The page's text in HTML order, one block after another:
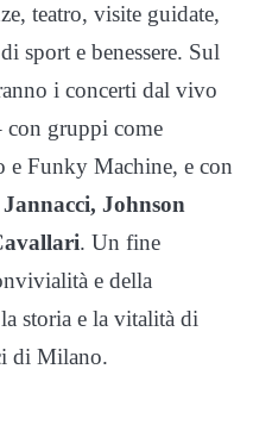
teatro, visite guidate,
sport e benessere. Sul
i concerti dal vivo
con gruppi come
e Funky Machine, e con
Johnson
. Un fine
e della
storia e la vitalità di
di Milano.